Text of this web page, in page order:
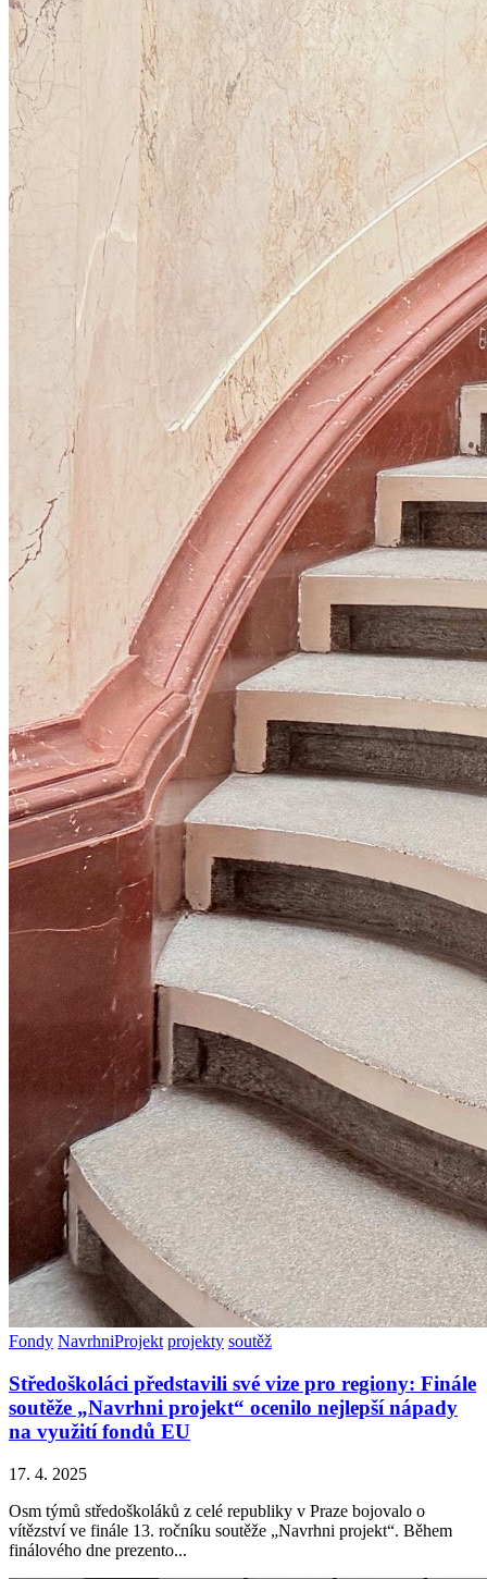
Fondy NavrhniProjekt projekty soutěž
Středoškoláci představili své vize pro regiony: Finále
soutěže „Navrhni projekt“ ocenilo nejlepší nápady
na využití fondů EU
17. 4. 2025
Osm týmů středoškoláků z celé republiky v Praze bojovalo o
vítězství ve finále 13. ročníku soutěže „Navrhni projekt“. Během
finálového dne prezento...